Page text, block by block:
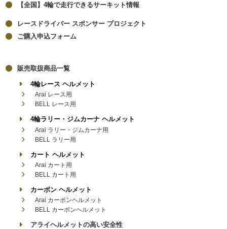
【全国】4輪で走行できるサーキット情報
レースドライバー スポンサー プロジェクト
ご購入申込フォーム
販売取扱商品一覧
4輪レース ヘルメット
Arai レース用
BELL レース用
4輪ラリー・ジムカーナ ヘルメット
Arai ラリー・ジムカーナ用
BELL ラリー用
カート ヘルメット
Arai カート用
BELL カート用
カーボン ヘルメット
Arai カーボンヘルメット
BELL カーボンヘルメット
アライヘルメットの高い安全性